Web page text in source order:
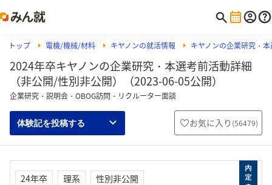
トップ 電機/機械/材料 キヤノンの就活情報 キヤノンの企業研究・
2024年卒キヤノンの企業研究・本選考前活動詳細
（非公開/性別非公開）（2023-06-05公開）
企業研究・説明会・OBOG訪問・リクルーター面談
体験記を投稿する お気に入り (56479)
24年卒 理系
性別非公開